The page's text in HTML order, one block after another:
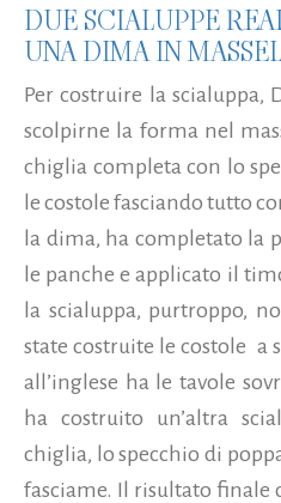
DUE SCIALUPPE
UNA DIMA IN
Per costruire la scialuppa,
scolpirne la forma nel
chiglia completa con lo
le costole fasciando tutto
la dima, ha completato la
le panche e applicato il
la scialuppa, purtroppo,
state costruite le costole a
all’inglese ha le tavole
ha costruito un’altra
chiglia, lo specchio di
fasciame. Il risultato finale